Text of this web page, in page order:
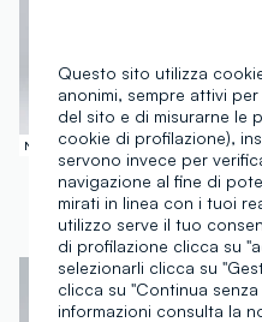
Nuova Collezione
ALTAVIA COURT
Shorts sportivo grigio in tessuto elasticizzato ALTAVIA COURT
€ 29,95
Questo sito utilizza
anonimi, sempre attivi
del sito e di misurarne le
cookie di profilazione),
servono invece per
navigazione al fine di
mirati in linea con i tuoi
utilizzo serve il tuo
di profilazione clicca su
selezionarli clicca su
clicca su "Continua
informazioni consulta la